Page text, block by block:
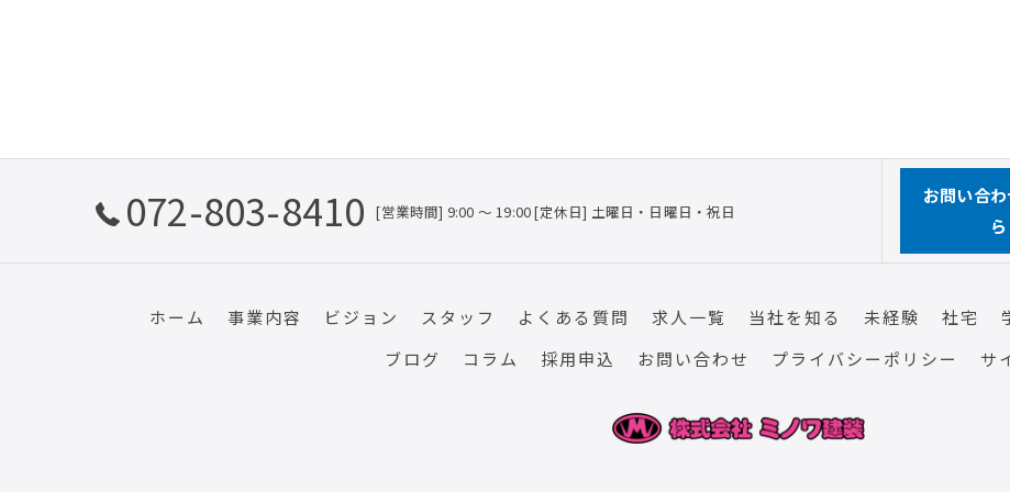
072-803-8410 [営業時間] 9:00 ～ 19:00 [定休日] 土曜日・日曜日・祝日
お問い合
ら
ホーム 事業内容 ビジョン スタッフ よくある質問 求人一覧 当社を知る 未経験 社宅
ブログ
コラム 採用申込 お問い合わせ プライバシーポリシー サ